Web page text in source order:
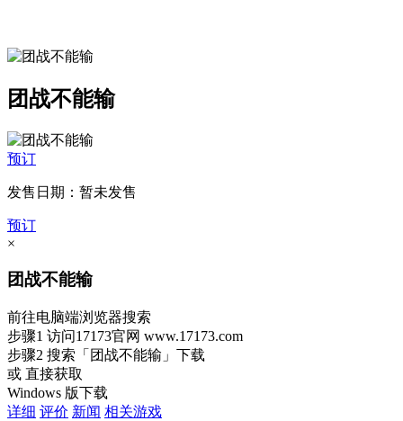
团战不能输
预订
发售日期：暂未发售
预订
×
团战不能输
前往电脑端浏览器搜索
步骤1 访问17173官网 www.17173.com
步骤2 搜索 「团战不能输」 下载
或 直接获取
Windows 版下载
详细 评价 新闻 相关游戏